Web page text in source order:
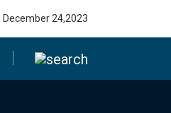
December 24,2023